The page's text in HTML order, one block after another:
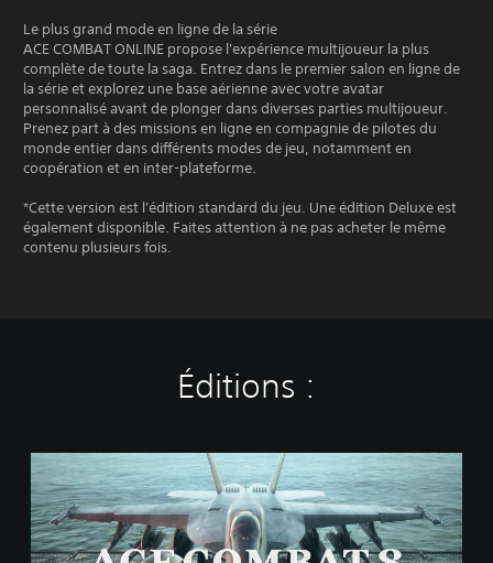
Le plus grand mode en ligne de la série
ACE COMBAT ONLINE propose l'expérience multijoueur la plus
complète de toute la saga. Entrez dans le premier salon en ligne de
la série et explorez une base aérienne avec votre avatar
personnalisé avant de plonger dans diverses parties multijoueur.
Prenez part à des missions en ligne en compagnie de pilotes du
monde entier dans différents modes de jeu, notamment en
coopération et en inter-plateforme.
*Cette version est l'édition standard du jeu. Une édition Deluxe est
également disponible. Faites attention à ne pas acheter le même
contenu plusieurs fois.
Éditions :
d
i
t
i